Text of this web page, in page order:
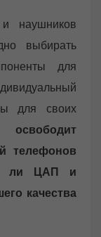
и наушников
выбирать
для
для своих
освободит
телефонов
ли ЦАП и
качества